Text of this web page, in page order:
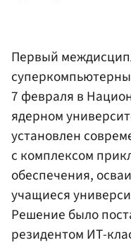
Первый
7 февраля в
ядерном
установлен
с комплексом
обеспечения,
учащиеся
Решение было
резидентом ИТ-